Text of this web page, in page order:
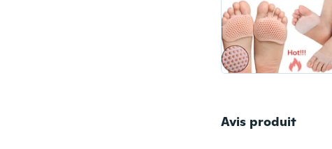
Avis produit